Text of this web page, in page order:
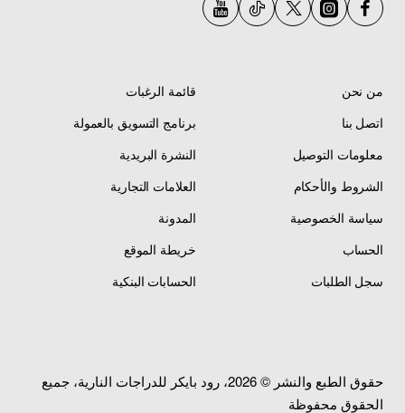
من نحن
اتصل بنا
معلومات التوصيل
الشروط والأحكام
سياسة الخصوصية
الحساب
سجل الطلبات
قائمة الرغبات
برنامج التسويق بالعمولة
النشرة البريدية
العلامات التجارية
المدونة
خريطة الموقع
الحسابات البنكية
حقوق الطبع والنشر © 2026، رود بايكر للدراجات النارية، جميع
الحقوق محفوظة